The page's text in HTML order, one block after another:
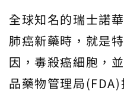
全球知名的瑞士諾
肺癌新藥時，就是
因，毒殺癌細胞，
品藥物管理局